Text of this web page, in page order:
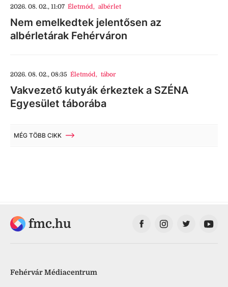
2026. 08. 02., 11:07 Életmód, albérlet
Nem emelkedtek jelentősen az
albérletárak Fehérváron
2026. 08. 02., 08:35 Életmód, tábor
Vakvezető kutyák érkeztek a SZÉNA
Egyesület táborába
MÉG TÖBB CIKK
fmc.hu
Fehérvár Médiacentrum